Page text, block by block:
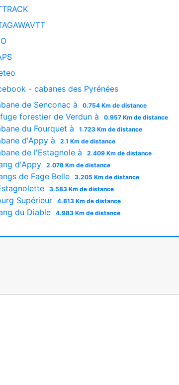
- cabanes des Pyrénées
de Senconac à
0.754 Km de distance
forestier de Verdun à 0.957 Km de distance
du Fourquet à 1.723 Km de distance
d'Appy à 2.1 Km de distance
de l'Estagnole à 2.409 Km de distance
d'Appy 2.078 Km de distance
de Fage Belle 3.205 Km de distance
3.583 Km de distance
Supérieur 4.813 Km de distance
du Diable 4.983 Km de distance